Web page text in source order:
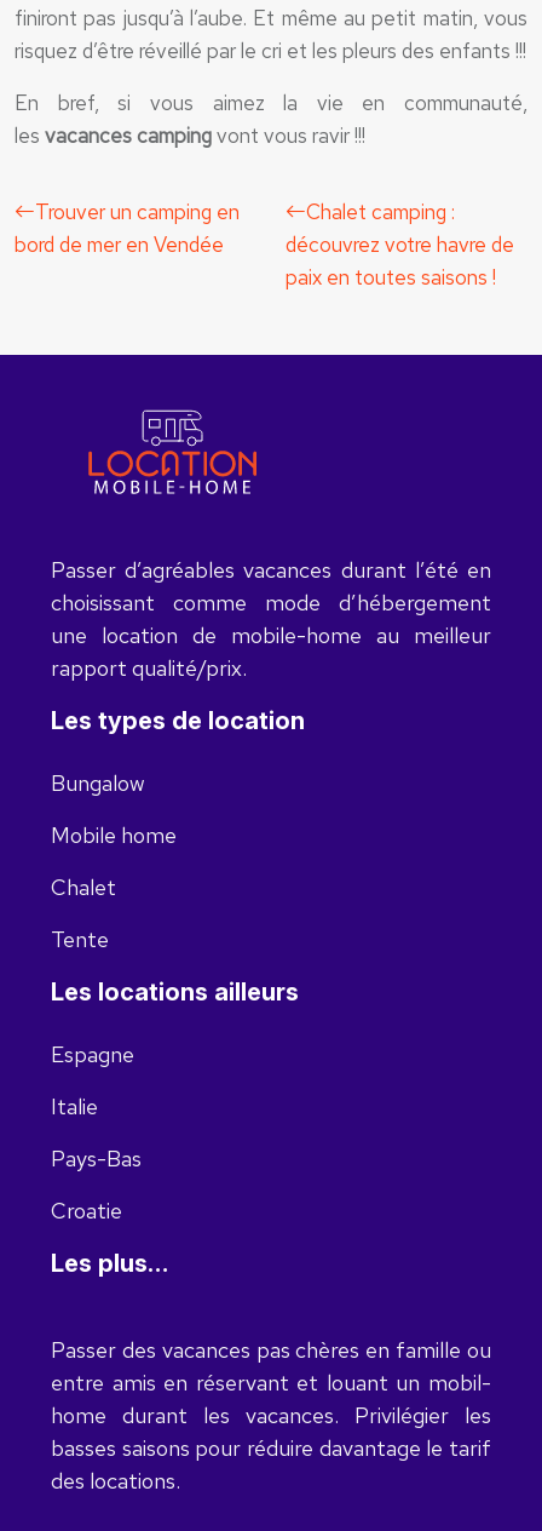
finiront pas jusqu’à l’aube. Et même au petit matin, vous
risquez d’être réveillé par le cri et les pleurs des enfants !!!
En bref, si vous aimez la vie en communauté,
les vacances campingvont vous ravir !!!
Trouver un camping en
bord de mer en Vendée
Chalet camping :
découvrez votre havre de
paix en toutes saisons !
Passer d’agréables vacances durant l’été en
choisissant comme mode d’hébergement
une location de mobile-home au meilleur
rapport qualité/prix.
Les types de location
Bungalow
Mobile home
Chalet
Tente
Les locations ailleurs
Espagne
Italie
Pays-Bas
Croatie
Les plus…
Passer des vacances pas chères en famille ou
entre amis en réservant et louant un mobil-
home durant les vacances. Privilégier les
basses saisons pour réduire davantage le tarif
des locations.